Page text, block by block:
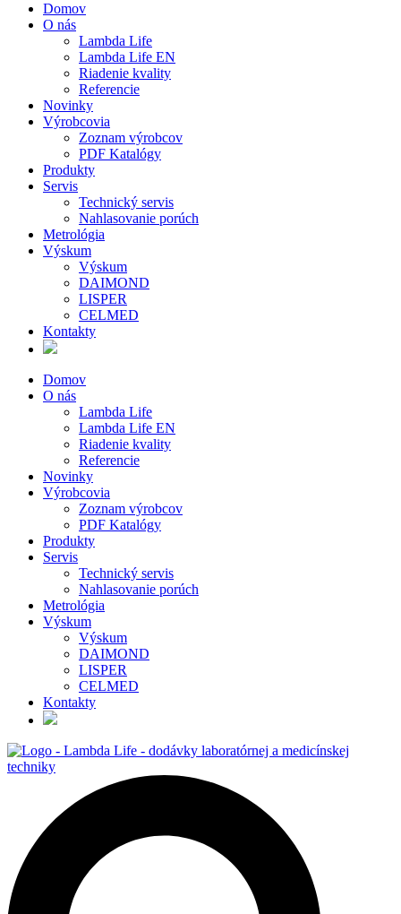
Domov
O nás
Lambda Life
Lambda Life EN
Riadenie kvality
Referencie
Novinky
Výrobcovia
Zoznam výrobcov
PDF Katalógy
Produkty
Servis
Technický servis
Nahlasovanie porúch
Metrológia
Výskum
Výskum
DAIMOND
LISPER
CELMED
Kontakty
Domov
O nás
Lambda Life
Lambda Life EN
Riadenie kvality
Referencie
Novinky
Výrobcovia
Zoznam výrobcov
PDF Katalógy
Produkty
Servis
Technický servis
Nahlasovanie porúch
Metrológia
Výskum
Výskum
DAIMOND
LISPER
CELMED
Kontakty